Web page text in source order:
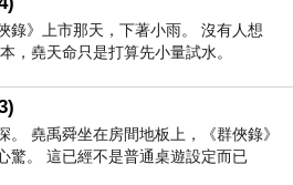
錄》上市那天，下著小雨。 沒有人想
，堯天命只是打算先小量試水。
堯禹舜坐在房間地板上，《群俠錄》
驚。 這已經不是普通桌遊設定而已